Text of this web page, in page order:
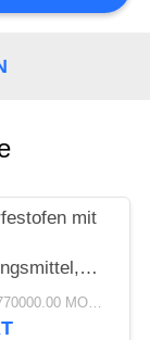
mit
und
770000.00-4770000.00 MOQ:1 Satz